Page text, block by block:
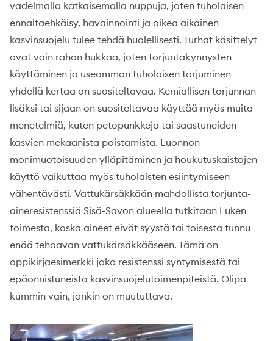
vadelmalla katkaisemalla nuppuja, joten tuholaisen
ennaltaehkäisy, havainnointi ja oikea aikainen
kasvinsuojelu tulee tehdä huolellisesti. Turhat käsittelyt
ovat vain rahan hukkaa, joten torjuntakynnysten
käyttäminen ja useamman tuholaisen torjuminen
yhdellä kertaa on suositeltavaa. Kemiallisen torjunnan
lisäksi tai sijaan on suositeltavaa käyttää myös muita
menetelmiä, kuten petopunkkeja tai saastuneiden
kasvien mekaanista poistamista. Luonnon
monimuotoisuuden ylläpitäminen ja houkutuskaistojen
käyttö vaikuttaa myös tuholaisten esiintymiseen
vähentävästi. Vattukärsäkkään mahdollista torjunta-
aineresistenssiä Sisä-Savon alueella tutkitaan Luken
toimesta, koska aineet eivät syystä tai toisesta tunnu
enää tehoavan vattukärsäkkääseen. Tämä on
oppikirjaesimerkki joko resistenssi syntymisestä tai
epäonnistuneista kasvinsuojelutoimenpiteistä. Olipa
kummin vain, jonkin on muututtava.